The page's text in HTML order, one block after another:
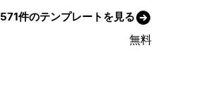
571件のテンプレートを見る
無料